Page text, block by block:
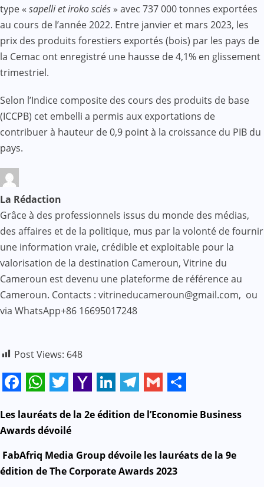
type « sapelli et iroko sciés » avec 737 000 tonnes exportées
au cours de l’année 2022. Entre janvier et mars 2023, les
prix des produits forestiers exportés (bois) par les pays de
la Cemac ont enregistré une hausse de 4,1% en glissement
trimestriel.
Selon l’Indice composite des cours des produits de base
(ICCPB) cet embelli a permis aux exportations de
contribuer à hauteur de 0,9 point à la croissance du PIB du
pays.
La Rédaction
Grâce à des professionnels issus du monde des médias,
des affaires et de la politique, mus par la volonté de fournir
une information vraie, crédible et exploitable pour la
valorisation de la destination Cameroun, Vitrine du
Cameroun est devenu une plateforme de référence au
Cameroun. Contacts : vitrineducameroun@gmail.com, ou
via WhatsApp+86 16695017248
Post Views: 648
Mail
N
v
Les lauréats de la 2e édition de l’Economie Business
Awards dévoilé
FabAfriq Media Group dévoile les lauréats de la 9e
édition de The Corporate Awards 2023